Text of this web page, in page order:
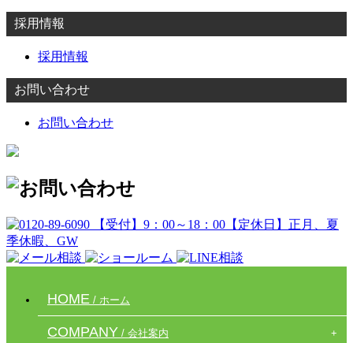
採用情報
採用情報
お問い合わせ
お問い合わせ
HOME / ホーム
COMPANY / 会社案内